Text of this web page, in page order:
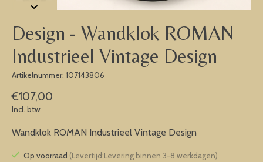
Design - Wandklok ROMAN
Industrieel Vintage Design
Artikelnummer: 107143806
€107,00
Incl. btw
Wandklok ROMAN Industrieel Vintage Design
Op voorraad (Levertijd:Levering binnen 3-8 werkdagen)